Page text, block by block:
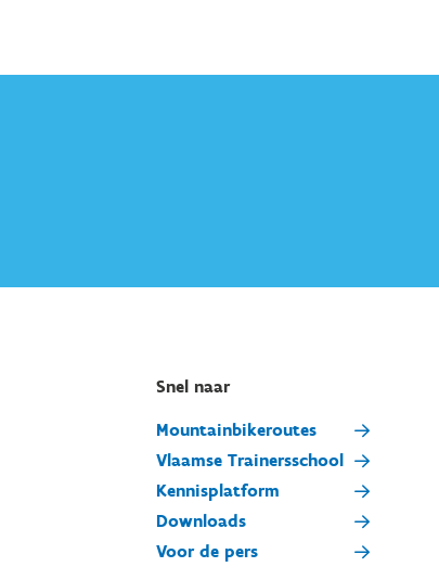
Snel naar
Mountainbikeroutes
Vlaamse Trainersschool
Kennisplatform
Downloads
Voor de pers